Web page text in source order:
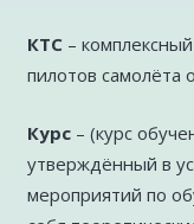
КТС–
пилотов самолёта
Курс – (курс
утверждённый в
мероприятий по